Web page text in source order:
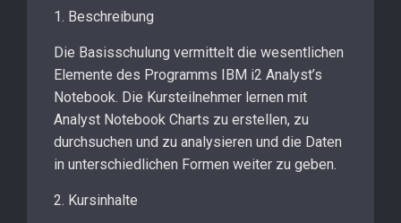
1. Beschreibung
Die Basisschulung vermittelt die wesentlichen
Elemente des Programms IBM i2 Analyst’s
Notebook. Die Kursteilnehmer lernen mit
Analyst Notebook Charts zu erstellen, zu
durchsuchen und zu analysieren und die Daten
in unterschiedlichen Formen weiter zu geben.
2. Kursinhalte